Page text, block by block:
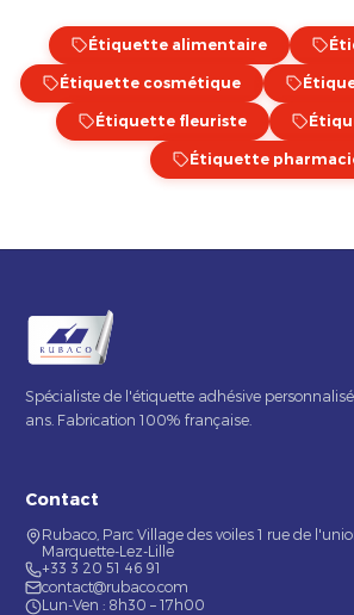
Étiquette alimentaire
Étiquette cosmétique
Étiquette fleuriste
Étiquette
Spécialiste de l'étiquette adhésive
ans. Fabrication 100% française.
Contact
Rubaco, Parc Village des voiles 1 rue de
Marquette-Lez-Lille
+33 3 20 51 46 91
contact@rubaco.com
Lun-Ven : 8h30 – 17h00